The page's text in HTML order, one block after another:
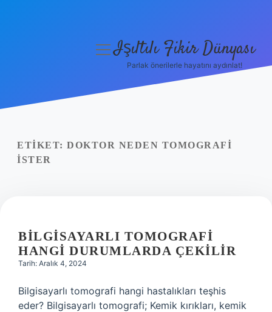
Yasal Uyarı
menüyüIşıltılı Fikir Dünyası
Parlak önerilerle hayatını aydınlat!
ETIKET: DOKTOR NEDEN TOMOGRAFI
ISTER
BILGISAYARLI TOMOGRAFI
HANGI DURUMLARDA ÇEKILIR
Tarih: Aralık 4, 2024
Bilgisayarlı tomografi hangi hastalıkları teşhis
eder? Bilgisayarlı tomografi; Kemik kırıkları, kemik